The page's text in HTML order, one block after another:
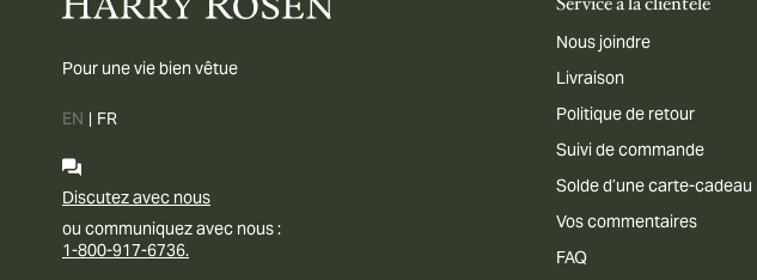
Pour une vie bien vêtue
EN | FR
Discutez avec nous
ou communiquez avec nous :
1-800-917-6736.
Nous joindre
Livraison
Politique de retour
Suivi de commande
Solde d’une carte-cadeau
Vos commentaires
FAQ